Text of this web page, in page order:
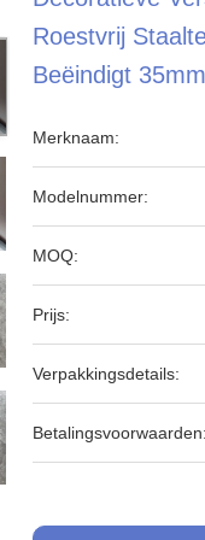
Roestvrij
Beëindigt
Merknaam:
Modelnummer:
MOQ:
Prijs:
Verpakkingsdetails:
Betalingsvoorwaarden: